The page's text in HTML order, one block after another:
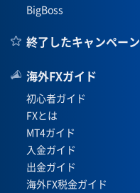
BigBoss
終了したキャンペーン
海外FXガイド
初心者ガイド
FXとは
MT4ガイド
入金ガイド
出金ガイド
海外FX税金ガイド